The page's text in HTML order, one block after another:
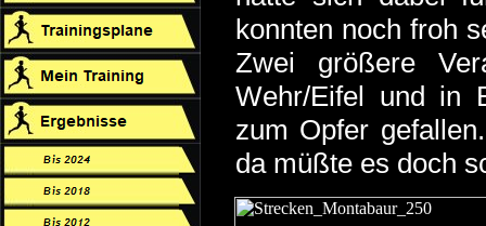
konnten noch froh
Zwei größere
Wehr/Eifel und in
zum Opfer
da müßte es doch